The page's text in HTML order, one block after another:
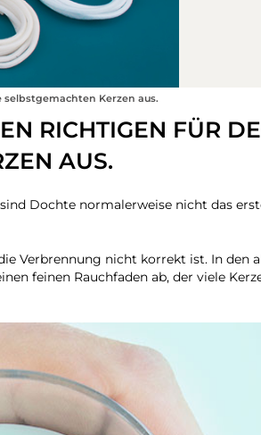
Kerzen aus.
RICHTIGEN FÜR
AUS.
Dochte normalerweise nicht das
Verbrennung nicht korrekt ist. In den
feinen Rauchfaden ab, der viele